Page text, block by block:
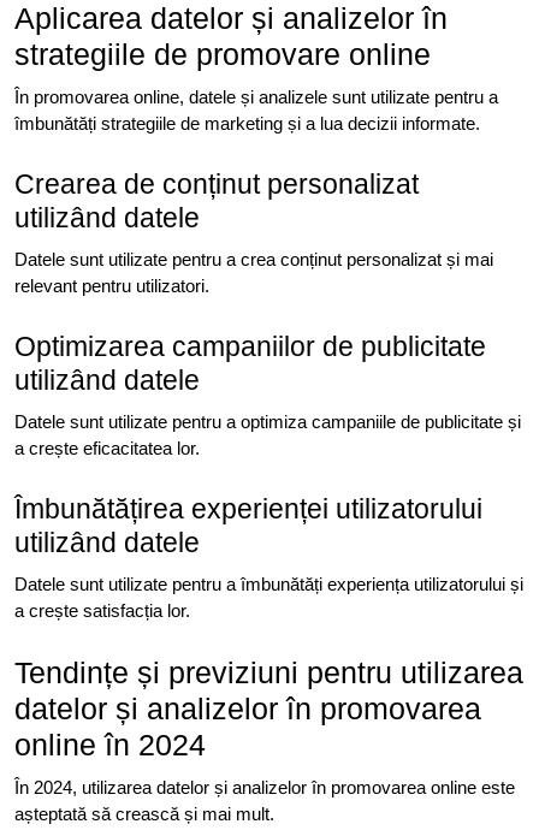
Aplicarea datelor și analizelor în
strategiile de promovare online
În promovarea online, datele și analizele sunt utilizate pentru a
îmbunătăți strategiile de marketing și a lua decizii informate.
Crearea de conținut personalizat
utilizând datele
Datele sunt utilizate pentru a crea conținut personalizat și mai
relevant pentru utilizatori.
Optimizarea campaniilor de publicitate
utilizând datele
Datele sunt utilizate pentru a optimiza campaniile de publicitate și
a crește eficacitatea lor.
Îmbunătățirea experienței utilizatorului
utilizând datele
Datele sunt utilizate pentru a îmbunătăți experiența utilizatorului și
a crește satisfacția lor.
Tendințe și previziuni pentru utilizarea
datelor și analizelor în promovarea
online în 2024
În 2024, utilizarea datelor și analizelor în promovarea online este
așteptată să crească și mai mult.